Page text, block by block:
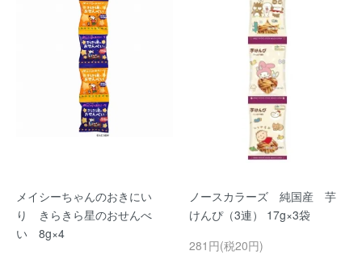
メイシーちゃんのおきにい
り きらきら星のおせんべ
い 8g×4
ノースカラーズ 純国産 芋
けんぴ（3連） 17g×3袋
281円(税20円)